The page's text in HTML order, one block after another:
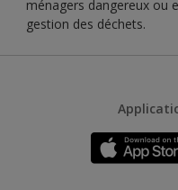
ménagers dangereux ou
gestion des déchets.